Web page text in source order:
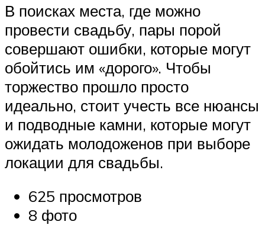
В поисках места, где можно
провести свадьбу, пары порой
совершают ошибки, которые могут
обойтись им «дорого». Чтобы
торжество прошло просто
идеально, стоит учесть все нюансы
и подводные камни, которые могут
ожидать молодоженов при выборе
локации для свадьбы.
625 просмотров
8 фото